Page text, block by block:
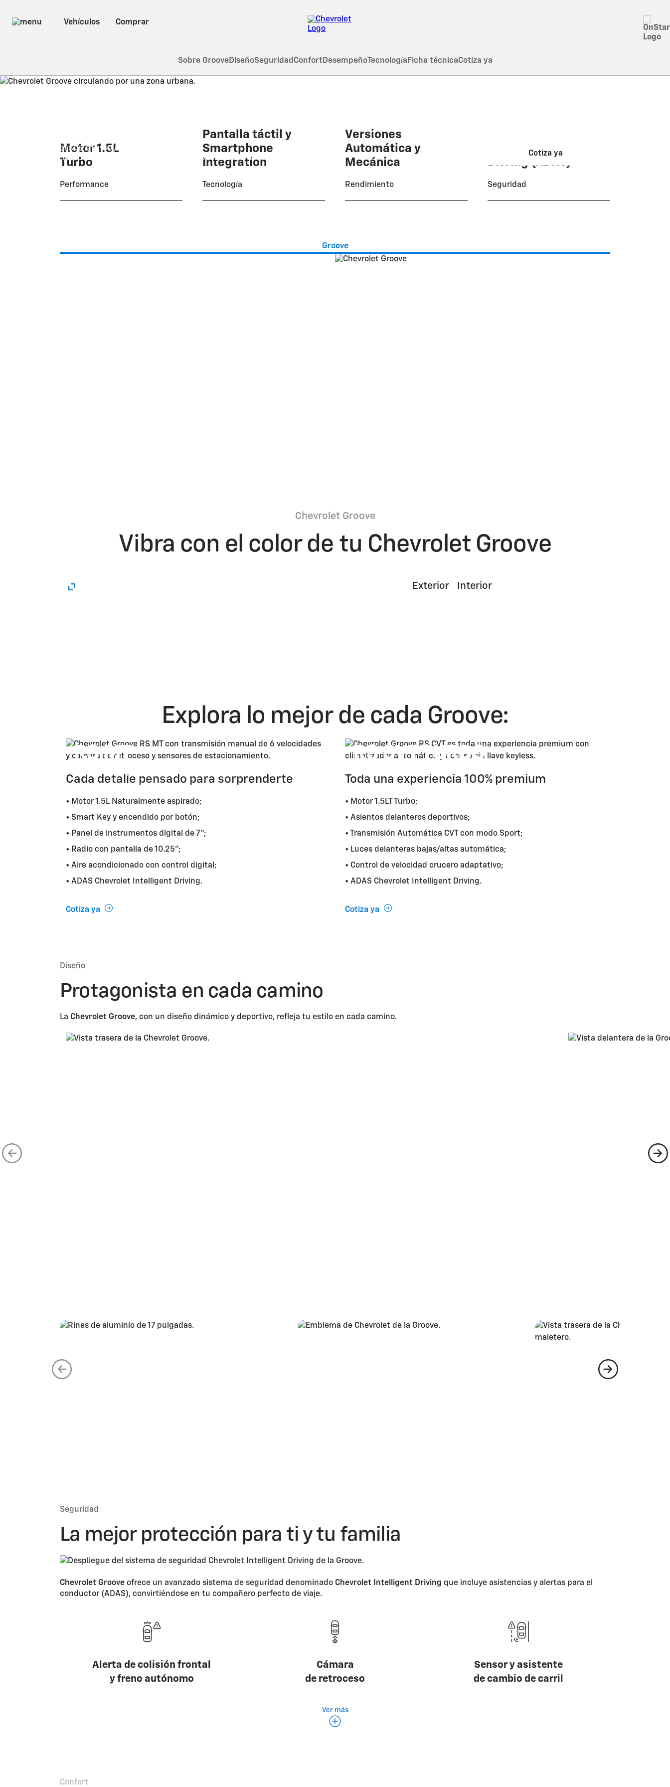
Sobre GrooveDiseñoSeguridad Confort DesempeñoTecnología Ficha técnicaCotiza ya
DESDE: $ 14,990 / S/. 55,463
*INCLUYE BONO DE FINANCIAMIENTO + BONO TODO EVENTO
Cotiza ya
Motor 1.5L
Turbo
Performance
Pantalla táctil y
Smartphone
Integration
Tecnología
Versiones
Automática y
Mecánica
Rendimiento
Chevrolet Intelligent
Driving (ADAS)
Seguridad
Groove
Chevrolet Groove
Vibra con el color de tu Chevrolet Groove
Exterior Interior
Explora lo mejor de cada Groove:
RS MT
Precio: $ 14,990 / S/. 55,463
Cada detalle pensado para sorprenderte
• Motor 1.5L Naturalmente aspirado;
• Smart Key y encendido por botón;
• Panel de instrumentos digital de 7";
• Radio con pantalla de 10.25";
• Aire acondicionado con control digital;
• ADAS Chevrolet Intelligent Driving.
Cotiza ya
RS CVT TURBO
Precio: $ 17,490 / S/. 64,713
Toda una experiencia 100% premium
• Motor 1.5LT Turbo;
• Asientos delanteros deportivos;
• Transmisión Automática CVT con modo Sport;
• Luces delanteras bajas/altas automática;
• Control de velocidad crucero adaptativo;
• ADAS Chevrolet Intelligent Driving.
Cotiza ya
Diseño
Protagonista en cada camino
La Chevrolet Groove, con un diseño dinámico y deportivo, refleja tu estilo en cada camino.
Seguridad
La mejor protección para ti y tu familia
Chevrolet Groove ofrece un avanzado sistema de seguridad denominado Chevrolet Intelligent Driving que incluye asistencias y alertas para el
conductor (ADAS), convirtiéndose en tu compañero perfecto de viaje.
Alerta de colisión frontal
y freno autónomo
Cámara
de retroceso
Sensor y asistente
de cambio de carril
Ver más
Confort